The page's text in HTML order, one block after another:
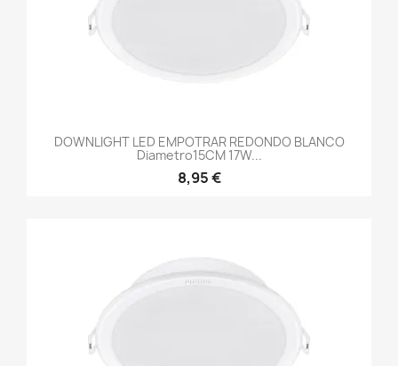
DOWNLIGHT LED EMPOTRAR REDONDO BLANCO
Diametro15CM 17W...
8,95 €